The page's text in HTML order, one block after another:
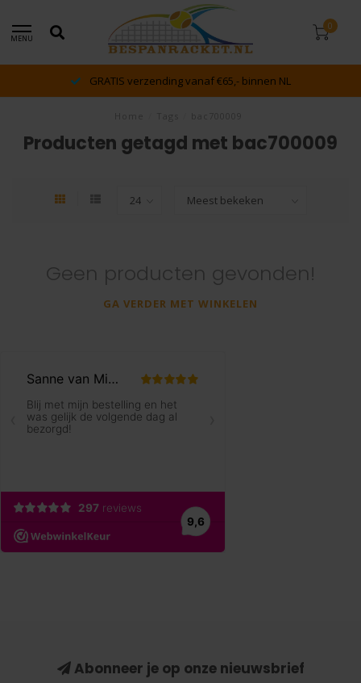
MENU
0
GRATIS verzending vanaf €65,- binnen NL
Producten getagd met bac700009
Geen producten gevonden!
GA VERDER MET WINKELEN
Abonneer je op onze nieuwsbrief